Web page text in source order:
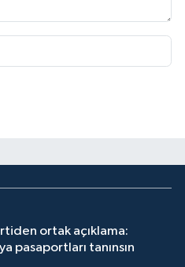
ortak açıklama:
pasaportları tanınsın